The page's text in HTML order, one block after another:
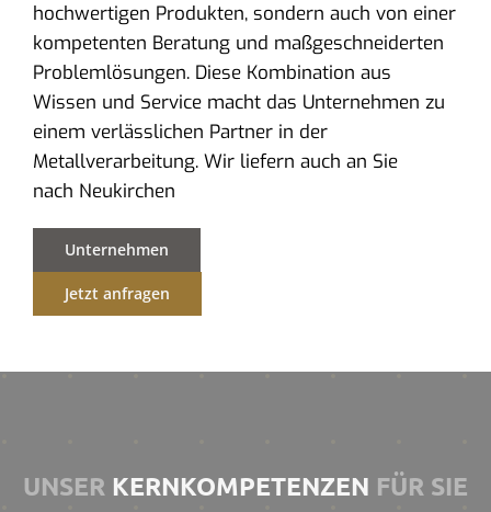
hochwertigen Produkten, sondern auch von einer
kompetenten Beratung und maßgeschneiderten
Problemlösungen. Diese Kombination aus
Wissen und Service macht das Unternehmen zu
einem verlässlichen Partner in der
Metallverarbeitung. Wir liefern auch an Sie
nach Neukirchen
Unternehmen
Jetzt anfragen
UNSER KERNKOMPETENZEN FÜR SIE